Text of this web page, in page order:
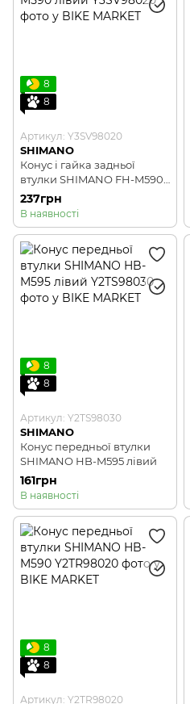
8
8
Артикул: Y3SV98020
SHIMANO
Конус і гайка задньої
втулки SHIMANO FH-M590
лівий
237грн
В наявності
8
8
Артикул: Y2TS98030
SHIMANO
Конус передньої втулки
SHIMANO HB-M595 лівий
161грн
В наявності
8
8
Артикул: Y2TR98020